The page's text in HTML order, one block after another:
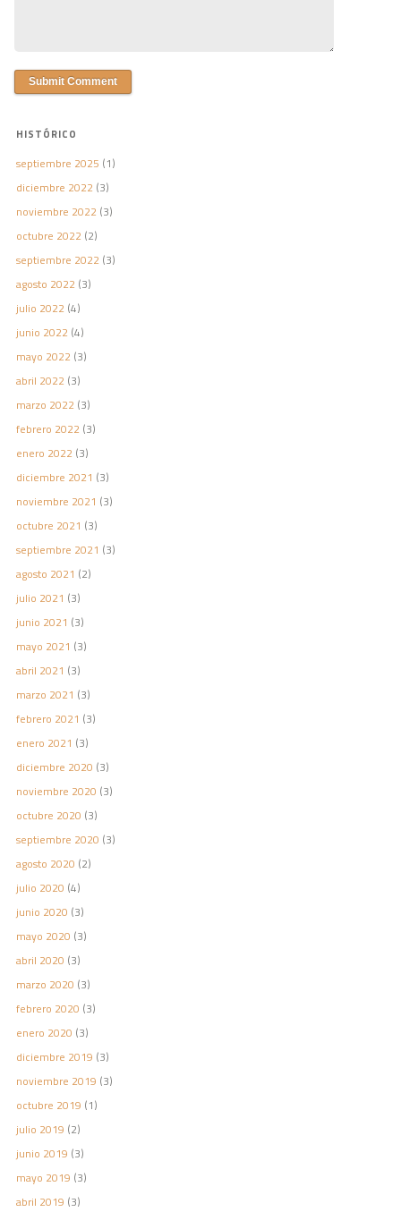
HISTÓRICO
septiembre 2025 (1)
diciembre 2022 (3)
noviembre 2022 (3)
octubre 2022 (2)
septiembre 2022 (3)
agosto 2022 (3)
julio 2022 (4)
junio 2022 (4)
mayo 2022 (3)
abril 2022 (3)
marzo 2022 (3)
febrero 2022 (3)
enero 2022 (3)
diciembre 2021 (3)
noviembre 2021 (3)
octubre 2021 (3)
septiembre 2021 (3)
agosto 2021 (2)
julio 2021 (3)
junio 2021 (3)
mayo 2021 (3)
abril 2021 (3)
marzo 2021 (3)
febrero 2021 (3)
enero 2021 (3)
diciembre 2020 (3)
noviembre 2020 (3)
octubre 2020 (3)
septiembre 2020 (3)
agosto 2020 (2)
julio 2020 (4)
junio 2020 (3)
mayo 2020 (3)
abril 2020 (3)
marzo 2020 (3)
febrero 2020 (3)
enero 2020 (3)
diciembre 2019 (3)
noviembre 2019 (3)
octubre 2019 (1)
julio 2019 (2)
junio 2019 (3)
mayo 2019 (3)
abril 2019 (3)